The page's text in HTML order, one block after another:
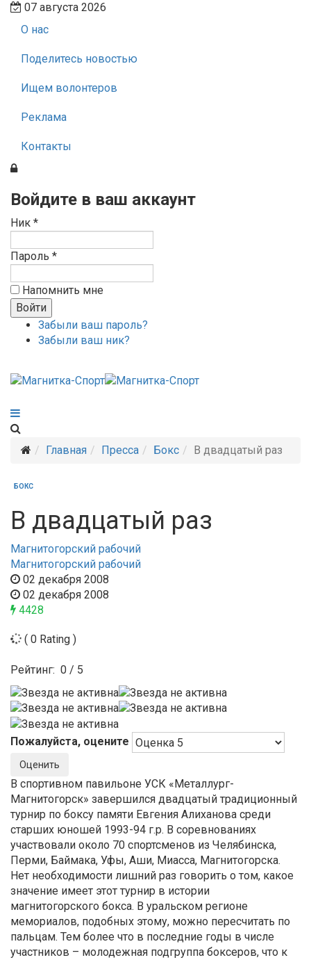
07 августа 2026
О нас
Поделитесь новостью
Ищем волонтеров
Реклама
Контакты
Войдите в ваш аккаунт
Ник *
Пароль *
Напомнить мне
Забыли ваш пароль?
Забыли ваш ник?
Главная Пресса Бокс В двадцатый раз
БОКС
В двадцатый раз
Магнитогорский рабочий
Магнитогорский рабочий
02 декабря 2008
02 декабря 2008
4428
( 0 Rating )
Рейтинг: 0 / 5
Пожалуйста, оцените
В спортивном павильоне УСК «Металлург-
Магнитогорск» завершился двадцатый традиционный
турнир по боксу памяти Евгения Алиханова среди
старших юношей 1993-94 г.р. В соревнованиях
участвовали около 70 спортсменов из Челябинска,
Перми, Баймака, Уфы, Аши, Миасса, Магнитогорска.
Нет необходимости лишний раз говорить о том, какое
значение имеет этот турнир в истории
магнитогорского бокса. В уральском регионе
мемориалов, подобных этому, можно пересчитать по
пальцам. Тем более что в последние годы в числе
участников – молодежная подгруппа боксеров, что к